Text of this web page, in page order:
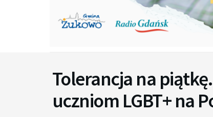
Tolerancja na
uczniom LGBT+ na